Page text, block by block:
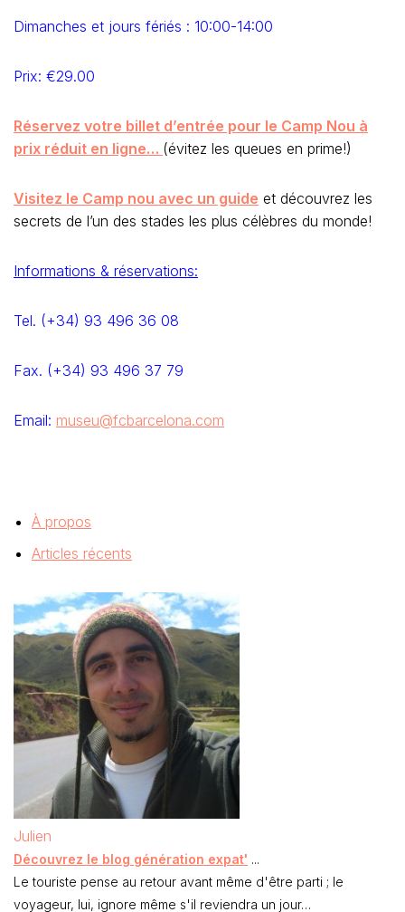
Dimanches et jours fériés : 10:00-14:00
Prix: €29.00
Réservez votre billet d’entrée pour le Camp Nou à
prix réduit en ligne… (évitez les queues en prime!)
Visitez le Camp nou avec un guide et découvrez les
secrets de l’un des stades les plus célèbres du monde!
Informations & réservations:
Tel. (+34) 93 496 36 08
Fax. (+34) 93 496 37 79
Email: museu@fcbarcelona.com
À propos
Articles récents
Julien
Découvrez le blog génération expat' ...
Le touriste pense au retour avant même d'être parti ; le
voyageur, lui, ignore même s'il reviendra un jour…